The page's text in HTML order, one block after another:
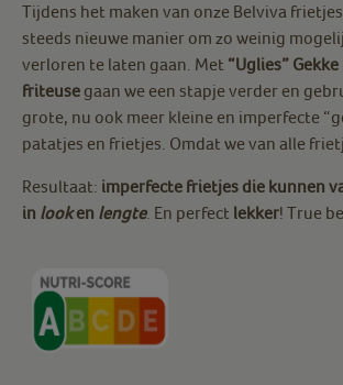
Tijdens het maken van onze Belviva
steeds nieuwe manier om zo weinig
verloren te laten gaan. Met “Uglies”
friteuse gaan we een stapje verder en
grote, nu ook meer kleine en imperfecte
patatjes en frietjes. Omdat we van alle
Resultaat: imperfecte frietjes die kunnen
in looken lengte. En perfect lekker! True